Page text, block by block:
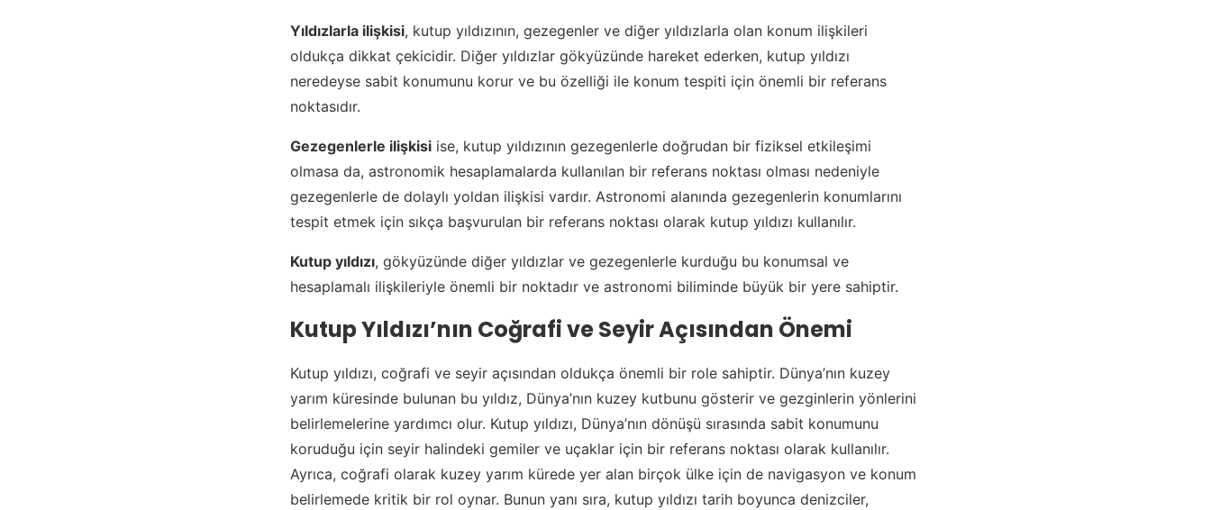
Yıldızlarla ilişkisi, kutup yıldızının, gezegenler ve diğer yıldızlarla olan konum ilişkileri
oldukça dikkat çekicidir. Diğer yıldızlar gökyüzünde hareket ederken, kutup yıldızı
neredeyse sabit konumunu korur ve bu özelliği ile konum tespiti için önemli bir referans
noktasıdır.
Gezegenlerle ilişkisi ise, kutup yıldızının gezegenlerle doğrudan bir fiziksel etkileşimi
olmasa da, astronomik hesaplamalarda kullanılan bir referans noktası olması nedeniyle
gezegenlerle de dolaylı yoldan ilişkisi vardır. Astronomi alanında gezegenlerin konumlarını
tespit etmek için sıkça başvurulan bir referans noktası olarak kutup yıldızı kullanılır.
Kutup yıldızı, gökyüzünde diğer yıldızlar ve gezegenlerle kurduğu bu konumsal ve
hesaplamalı ilişkileriyle önemli bir noktadır ve astronomi biliminde büyük bir yere sahiptir.
Kutup Yıldızı’nın Coğrafi ve Seyir Açısından Önemi
Kutup yıldızı, coğrafi ve seyir açısından oldukça önemli bir role sahiptir. Dünya’nın kuzey
yarım küresinde bulunan bu yıldız, Dünya’nın kuzey kutbunu gösterir ve gezginlerin yönlerini
belirlemelerine yardımcı olur. Kutup yıldızı, Dünya’nın dönüşü sırasında sabit konumunu
koruduğu için seyir halindeki gemiler ve uçaklar için bir referans noktası olarak kullanılır.
Ayrıca, coğrafi olarak kuzey yarım kürede yer alan birçok ülke için de navigasyon ve konum
belirlemede kritik bir rol oynar. Bunun yanı sıra, kutup yıldızı tarih boyunca denizciler,